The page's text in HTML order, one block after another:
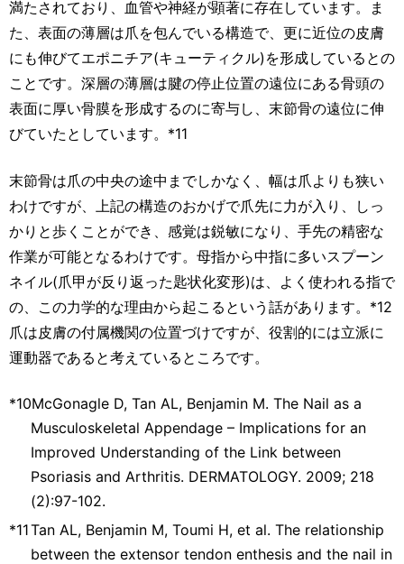
満たされており、血管や神経が顕著に存在しています。ま
た、表面の薄層は爪を包んでいる構造で、更に近位の皮膚
にも伸びてエポニチア(キューティクル)を形成しているとの
ことです。深層の薄層は腱の停止位置の遠位にある骨頭の
表面に厚い骨膜を形成するのに寄与し、末節骨の遠位に伸
びていたとしています。*11
末節骨は爪の中央の途中までしかなく、幅は爪よりも狭い
わけですが、上記の構造のおかげで爪先に力が入り、しっ
かりと歩くことができ、感覚は鋭敏になり、手先の精密な
作業が可能となるわけです。母指から中指に多いスプーン
ネイル(爪甲が反り返った匙状化変形)は、よく使われる指で
の、この力学的な理由から起こるという話があります。*12
爪は皮膚の付属機関の位置づけですが、役割的には立派に
運動器であると考えているところです。
*10McGonagle D, Tan AL, Benjamin M. The Nail as a
Musculoskeletal Appendage – Implications for an
Improved Understanding of the Link between
Psoriasis and Arthritis. DERMATOLOGY. 2009; 218
(2):97-102.
*11Tan AL, Benjamin M, Toumi H, et al. The relationship
between the extensor tendon enthesis and the nail in